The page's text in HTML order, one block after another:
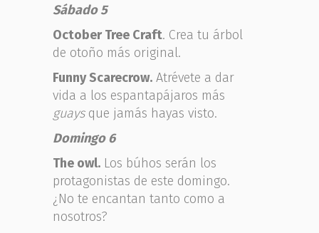
Sábado 5
October Tree Craft. Crea tu árbol
de otoño más original.
Funny Scarecrow. Atrévete a dar
vida a los espantapájaros más
guaysque jamás hayas visto.
Domingo 6
The owl. Los búhos serán los
protagonistas de este domingo.
¿No te encantan tanto como a
nosotros?